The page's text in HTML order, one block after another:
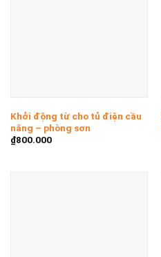
Khởi động từ cho tủ điện cầu
nâng – phòng sơn
₫800.000